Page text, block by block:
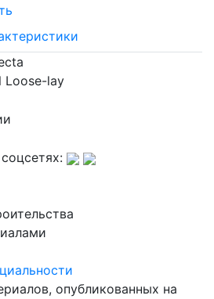
Loose-lay
опубликованных на